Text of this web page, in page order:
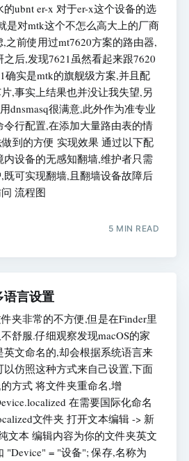
ubnt er-x 对于er-x这个设备的选
是对mtk这个不怎么高大上的厂商
之前使用过mt7620方案的路由器,
后,发现7621虽然看起来跟7620
确实是mtk的旗舰级方案,并且配
,事实上结果也并没让我失望,另
dnsmasq很满意,此外作为准专业
行配置,在添加大量路由表的情
到的方便 实现效果 通过以下配
设备的无感知翻墙,维护者只需
可实现翻墙,且翻墙设备故障后
流程图
5 MIN READ
语言设置
夹非常的不方便,但是在Finder里
舒服.仔细观察发现macOS的家
英文命名的,却会根据系统语言来
仿照这种方式来自己设置,下面
方式 将文件夹重命名,增
在需要国际化命名
文件夹 打开文本编辑 -> 新
文本 编辑内容为你的文件夹英文
"Device" = "设备"; 保存,名称为